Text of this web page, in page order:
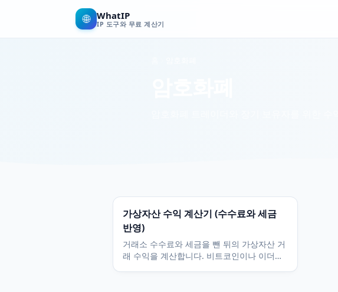
🌐 WhatIP
IP 도구와 무료 계산기
가상자산 수익 계산기 (수수료와 세금
반영)
거래소 수수료와 세금을 뺀 뒤의 가상자산 거
래 수익을 계산합니다. 비트코인이나 이더리